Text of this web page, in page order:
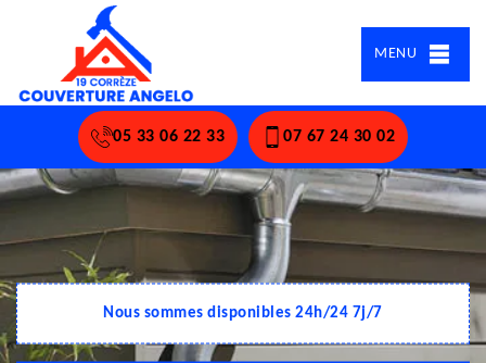
MENU
05 33 06 22 33 07 67 24 30 02
Nous sommes disponibles 24h/24 7j/7